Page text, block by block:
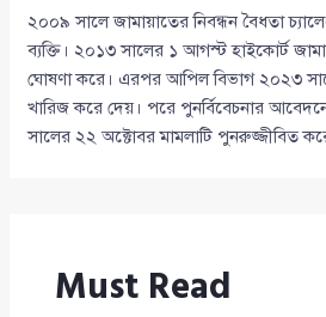
২০০৯ সালে জামায়াতের নিবন্ধন বৈধতা
ব্যক্তি। ২০১৩ সালের ১ আগস্ট হাইকোর্ট
ঘোষণা করে। এরপর আপিল বিভাগ ২০২৩
খারিজ করে দেয়। পরে পুনর্বিবেচনার
সালের ২২ অক্টোবর মামলাটি পুনরুজ্জীবিত
Must Read